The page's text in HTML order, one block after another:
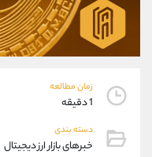
زمان مطالعه
1 دقیقه
دسته بندی
خبرهای بازار ارز دیجیتال
واتساپ
تلگرام
پشتیبان فروش
موبایل
واتساپ